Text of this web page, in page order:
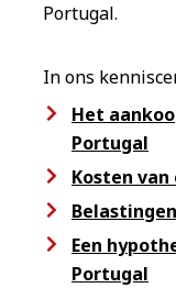
Portugal.
In ons
Het
Portugal
Kosten
Een
Portugal